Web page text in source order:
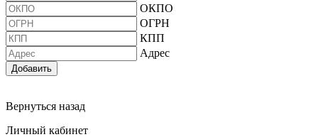
ОКПО
ОГРН
КПП
Адрес
Добавить
Вернуться назад
Личный кабинет